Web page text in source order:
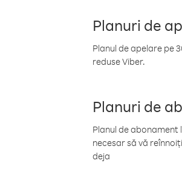
Planuri de
Planul de apelare pe
reduse Viber.
Planuri de
Planul de
necesar să vă
deja